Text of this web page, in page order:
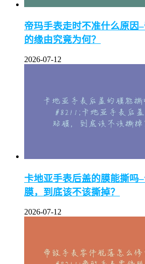
帝玛手表走时不准什么原因
的缘由究竟为何？
2026-07-12
卡地亚手表后盖的膜能撕吗
膜，到底该不该撕掉？
2026-07-12